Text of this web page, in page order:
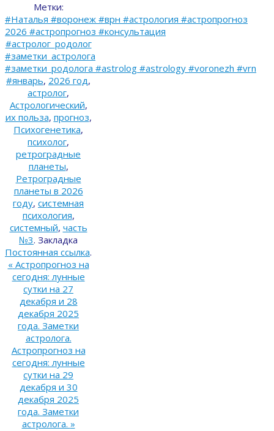
Метки:
#Наталья #воронеж #врн #астрология #астропрогноз
2026 #астропрогноз #консультация
#астролог_родолог
#заметки_астролога
#заметки_родолога #astrolog #astrology #voronezh #vrn
#январь, 2026 год,
астролог,
Астрологический,
их польза, прогноз,
Психогенетика,
психолог,
ретроградные
планеты,
Ретроградные
планеты в 2026
году, системная
психология,
системный, часть
№3. Закладка
Постоянная ссылка.
«Астропрогноз на
сегодня: лунные
сутки на 27
декабря и 28
декабря 2025
года. Заметки
астролога.
Астропрогноз на
сегодня: лунные
сутки на 29
декабря и 30
декабря 2025
года. Заметки
астролога. »